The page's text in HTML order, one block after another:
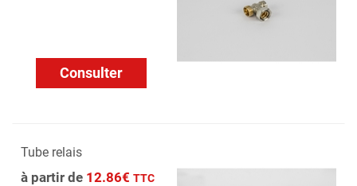
Consulter
Tube relais
à partir de 12.86€ TTC